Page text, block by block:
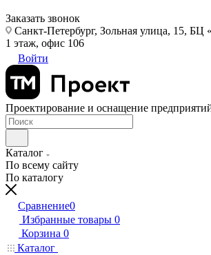
Заказать звонок
Санкт-Петербург, Зольная улица, 15, БЦ
1 этаж, офис 106
Войти
Проектирование и оснащение
Каталог
По всему сайту
По каталогу
Сравнение0
Избранные товары 0
Корзина 0
Каталог